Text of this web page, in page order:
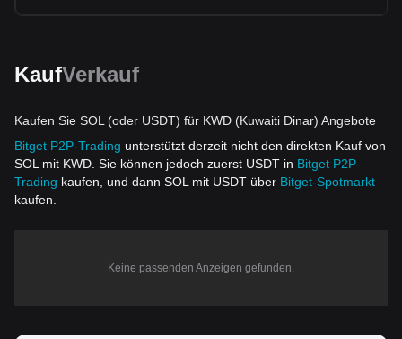
KaufVerkauf
Kaufen Sie SOL (oder USDT) für KWD (Kuwaiti Dinar) Angebote
Bitget P2P-Trading unterstützt derzeit nicht den direkten Kauf von
SOL mit KWD. Sie können jedoch zuerst USDT in Bitget P2P-
Trading kaufen, und dann SOL mit USDT über Bitget-Spotmarkt
kaufen.
Keine passenden Anzeigen gefunden.